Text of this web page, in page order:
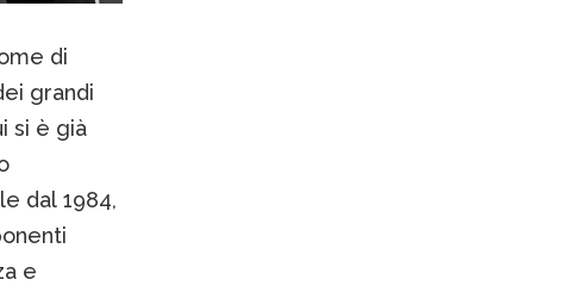
di
grandi
si è già
dal 1984,
e